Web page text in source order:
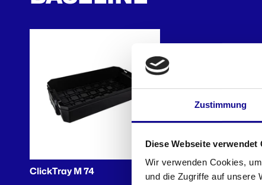
Zustimmung
Diese Webseite verwendet
Wir verwenden Cookies,
und die Zugriffe auf unsere
ClickTray M 74